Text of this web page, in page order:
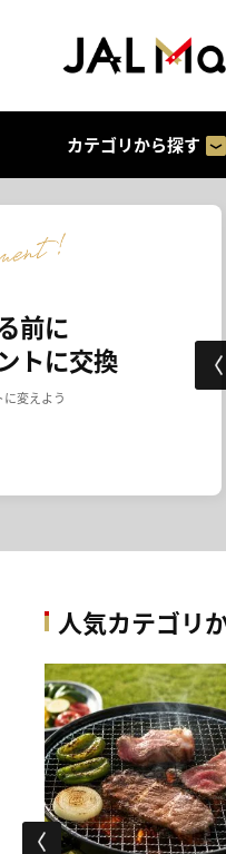
カテゴリから探す
ランド
いる
人気カテゴリ